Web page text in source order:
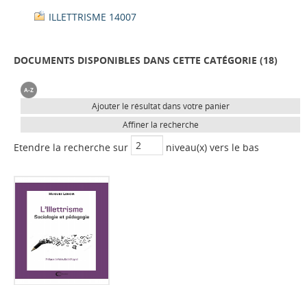
ILLETTRISME 14007
DOCUMENTS DISPONIBLES DANS CETTE CATÉGORIE (18)
Ajouter le résultat dans votre panier
Affiner la recherche
Etendre la recherche sur niveau(x) vers le bas